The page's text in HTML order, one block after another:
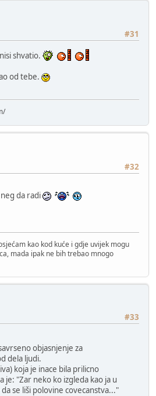
#31
shvatio.
od tebe.
#32
da radi
kao kod kuće i gdje uvijek mogu
mada ipak ne bih trebao mnogo
#33
objasnjenje za
dela ljudi.
koja je inace bila prilicno
je: "Zar neko ko izgleda kao ja u
se liši polovine covecanstva..."